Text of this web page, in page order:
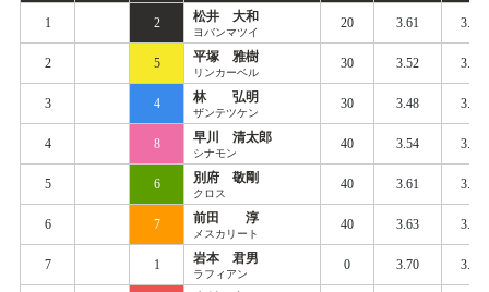
1 2 松井 大和
ヨバンマツイ
20 3.61 3.635
2 5 平塚 雅樹
リンカーベル
30 3.52 3.629
3 4 林 弘明
ザンテツケン
30 3.48 3.633
4 8 早川 清太郎
シナモン
40 3.54 3.624
5 6 別府 敬剛
クロス
40 3.61 3.640
6 7 前田 淳
メスカリート
40 3.63 3.646
7 1 岩本 君男
ラフィアン
0 3.70 3.697